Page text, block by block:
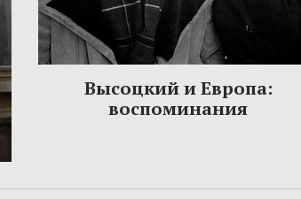
Высоцкий и Европа:
воспоминания